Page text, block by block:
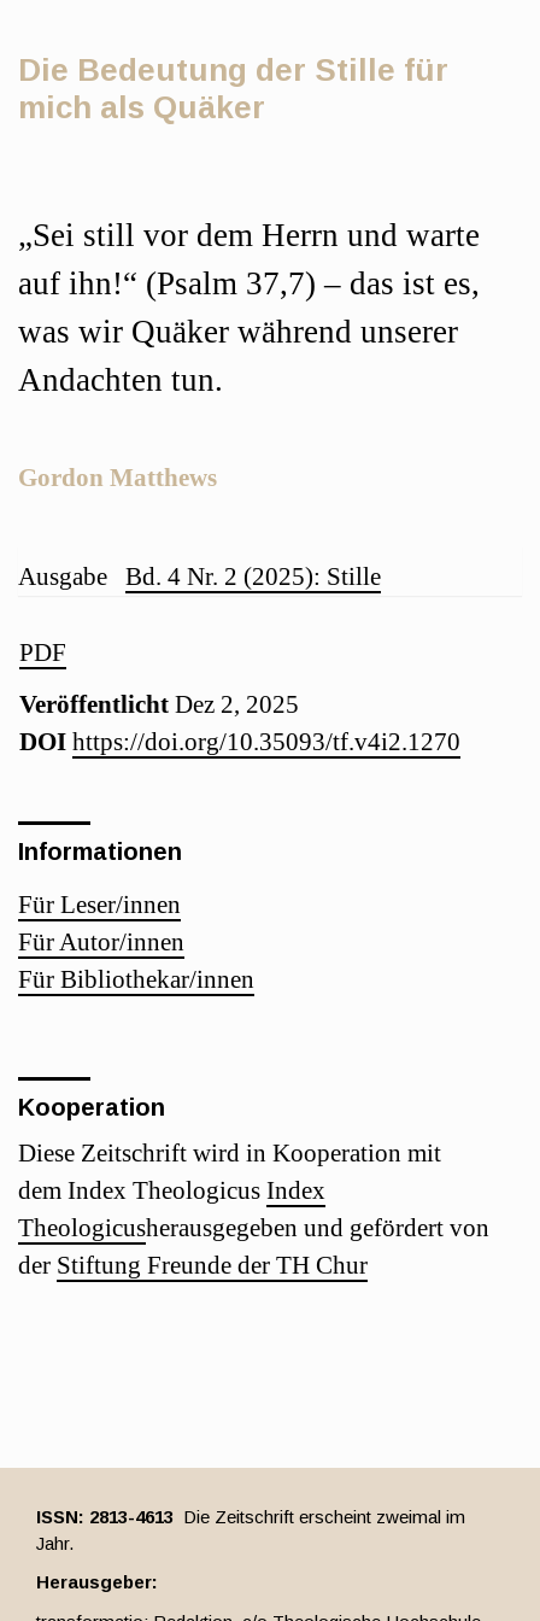
Die Bedeutung der Stille für
mich als Quäker
Artikel-
Sidebar
PDF
Veröffentlicht Dez 2, 2025
DOI https://doi.org/10.35093/tf.v4i2.1270
Artikelinhalt
Gordon Matthews
„Sei still vor dem Herrn und warte
auf ihn!“ (Psalm 37,7) – das ist es,
was wir Quäker während unserer
Andachten tun.
Artikel-
Details
Ausgabe Bd. 4 Nr. 2 (2025): Stille
Informationen
Für Leser/innen
Für Autor/innen
Für Bibliothekar/innen
Kooperation
Diese Zeitschrift wird in Kooperation mit
dem Index Theologicus Index
Theologicusherausgegeben und gefördert von
der Stiftung Freunde der TH Chur
ISSN: 2813-4613 Die Zeitschrift erscheint zweimal im
Jahr.
Herausgeber: